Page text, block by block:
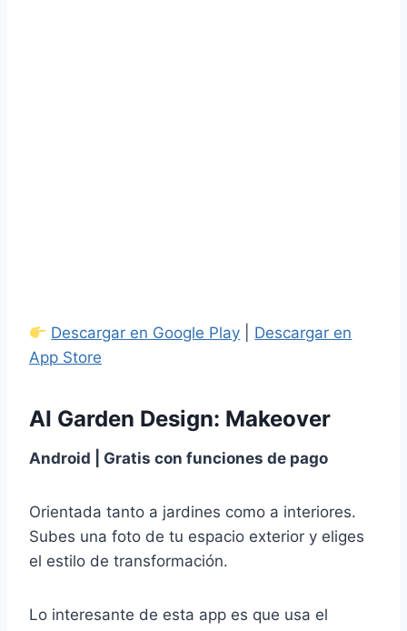
Descargar en Google Play
Descargar en
App Store
AI Garden Design: Makeover
Android | Gratis con funciones de pago
Orientada tanto a jardines como a interiores.
Subes una foto de tu espacio exterior y eliges
el estilo de transformación.
Lo interesante de esta app es que usa el